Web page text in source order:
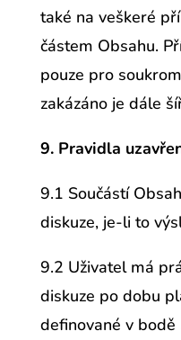
také na veškeré
částem Obsahu.
pouze pro
zakázáno je dále
9. Pravidla
9.1 Součástí
diskuze, je-li to
9.2 Uživatel má
diskuze po dobu
definované v